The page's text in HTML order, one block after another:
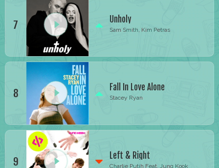
7 Unholy
Sam Smith, Kim Petras
8 Fall In Love Alone
Stacey Ryan
9 Left & Right
Charlie Putih Feat. Jung Kook